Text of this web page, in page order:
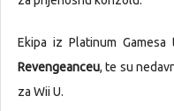
Ekipa iz Platinum
Revengeanceu, te su
za Wii U.